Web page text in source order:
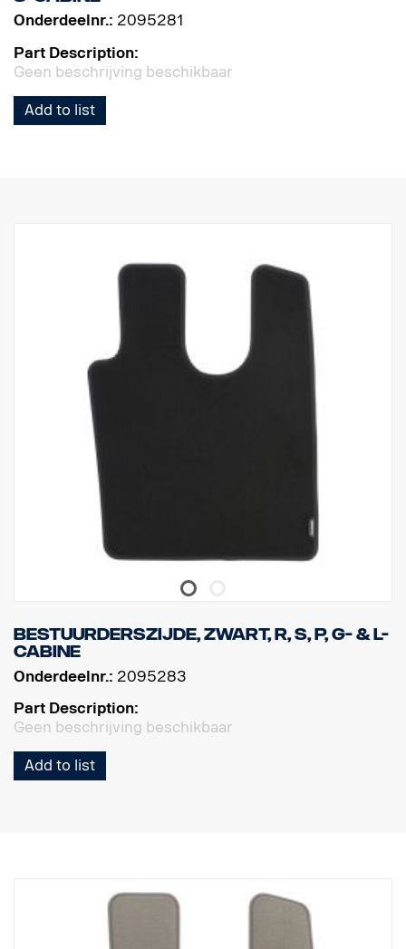
Onderdeelnr.: 2095281
Part Description:
Geen beschrijving beschikbaar
Add to list
Bestuurderszijde, zwart, R, S, P, G- & L-
cabine
Onderdeelnr.: 2095283
Part Description:
Geen beschrijving beschikbaar
Add to list